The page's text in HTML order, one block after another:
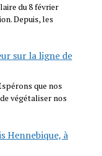
du 8 février
Depuis, les
sur la ligne de
que nos
végétaliser nos
Hennebique, à